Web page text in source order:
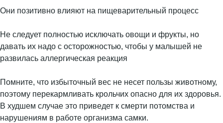
Они позитивно влияют на пищеварительный процесс
Не следует полностью исключать овощи и фрукты, но
давать их надо с осторожностью, чтобы у малышей не
развилась аллергическая реакция
Помните, что избыточный вес не несет пользы животному,
поэтому перекармливать крольчих опасно для их здоровья.
В худшем случае это приведет к смерти потомства и
нарушениям в работе организма самки.